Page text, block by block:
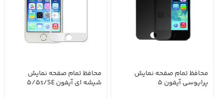
محافظ تمام صفحه نمایش
پرایوسی آیفون 5
محافظ تمام صفحه نمایش
شیشه ای آیفون 5/5s/SE